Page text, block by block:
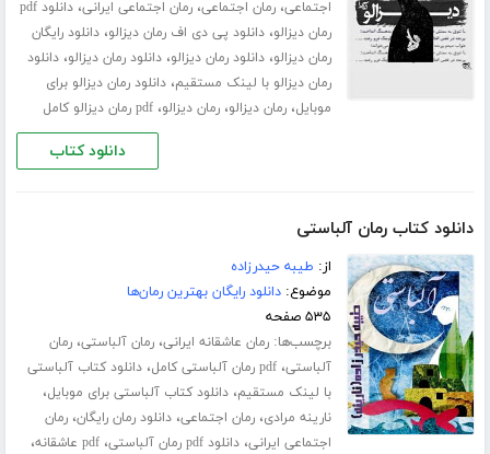
اجتماعی،رمان اجتماعی،رمان اجتماعی ایرانی،
دانلود pdf
رمان دیزالو،دانلود پی دی اف رمان دیزالو،دانلود رایگان
رمان دیزالو،دانلود رمان دیزالو،دانلود رمان دیزالو،دانلود
رمان دیزالو با لینک مستقیم،دانلود رمان دیزالو برای
موبایل،رمان دیزالو،رمان دیزالو،pdf رمان دیزالو کامل
دانلود کتاب
دانلود کتاب رمان آلباستی
از: طیبه حیدرزاده
موضوع:دانلود رایگان بهترین رمان‌ها
۵۳۵ صفحه
برچسب‌ها:رمان عاشقانه ایرانی،رمان آلباستی،رمان
آلباستی،pdf رمان آلباستی کامل ،دانلود کتاب آلباستی
با لینک مستقیم،دانلود کتاب آلباستی برای موبایل،
نارینه مرادی،رمان اجتماعی،دانلود رمان رایگان،رمان
اجتماعی ایرانی،دانلود pdf رمان آلباستی ،pdf عاشقانه ،